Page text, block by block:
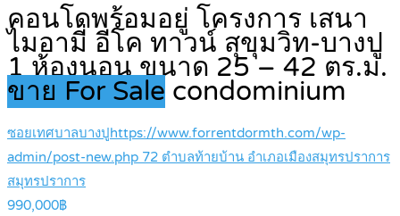
คอนโดพร้อมอยู่ โครงการ เสนา
ไมอามี่ อีโค ทาวน์ สุขุมวิท-บางปู
1 ห้องนอน ขนาด 25 – 42 ตร.ม.
ขาย For Sale condominium
ซอยเทศบาลบางปูhttps://www.forrentdormth.com/wp-
admin/post-new.php 72 ตำบลท้ายบ้าน อำเภอเมืองสมุทรปราการ
สมุทรปราการ
990,000฿